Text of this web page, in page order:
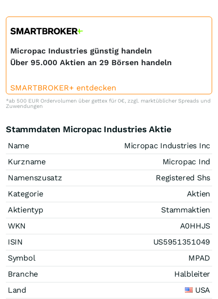
Micropac Industries günstig handeln
Über 95.000 Aktien an 29 Börsen handeln
SMARTBROKER+ entdecken
*ab 500 EUR Ordervolumen über gettex für 0€, zzgl. marktüblicher Spreads und
Zuwendungen
Stammdaten Micropac Industries Aktie
Name
Micropac Industries Inc
Kurzname
Micropac Ind
Namenszusatz
Registered Shs
Kategorie
Aktien
Aktientyp
Stammaktien
WKN
A0HHJS
ISIN
US5951351049
Symbol
MPAD
Branche
Halbleiter
Land
USA